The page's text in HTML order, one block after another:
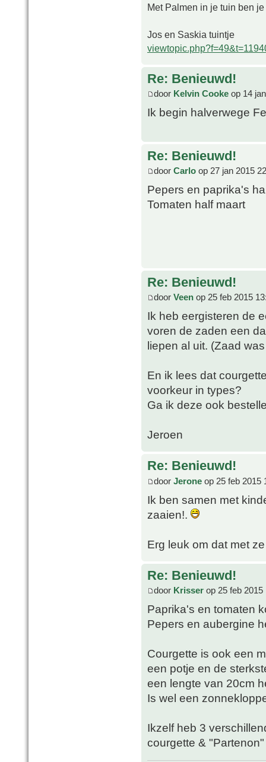
Met Palmen in je tuin ben
Jos en Saskia tuintje
Re: Benieuwd!
door Kelvin Cooke op 14
Ik begin halverwege
Re: Benieuwd!
door Carlo op 27 jan 2015
Pepers en paprika's
Tomaten half maart
Re: Benieuwd!
door Veen op 25 feb 2015
Ik heb eergisteren de
voren de zaden een
liepen al uit. (Zaad
En ik lees dat
voorkeur in types?
Ga ik deze ook
Jeroen
Re: Benieuwd!
door Jerone op 25 feb 2015
Ik ben samen met
zaaien!.
Erg leuk om dat met
Re: Benieuwd!
door Krisser op 25 feb 2015
Paprika's en tomaten
Pepers en aubergine
Courgette is ook een
een potje en de
een lengte van 20cm
Is wel een
Ikzelf heb 3
courgette &